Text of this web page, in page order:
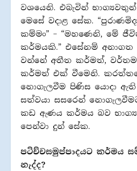
වශයෙනි. එබැවින්
මෙසේ වදාළ සේක.
කම්මං”‍ – “මහණෙනි, මේ
කර්මයකි.”‍ එසේනම්
වන්නේ අතීත කර්මත්,
කර්මත් එක් වීමෙනි.
නොගැලවීම පිණිස යොදා
සත්වයා සසරෙන්
කඩ ඇණය කර්මය බව
පෙන්වා දුන් සේක.
පටිච්චසමුප්පාදයට කර්මය
නැද්ද?